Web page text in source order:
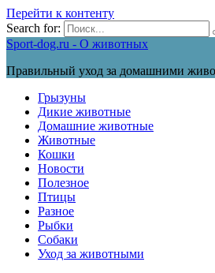
Перейти к контенту
Search for:
Sport-dog.ru - О животных
Правильный уход за домашними
Грызуны
Дикие животные
Домашние животные
Животные
Кошки
Новости
Полезное
Птицы
Разное
Рыбки
Собаки
Уход за животными